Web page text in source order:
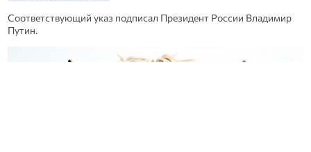
Соответствующий указ подписал Президент России Владимир
Путин.